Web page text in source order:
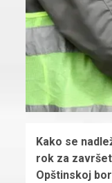
Kako se
rok za
Opštinskoj